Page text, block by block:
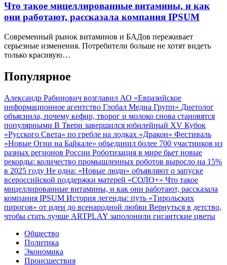
Что такое мицеллированные витамины, и как
они работают, рассказала компания IPSUM
Современный рынок витаминов и БАДов переживает
серьезные изменения. Потребители больше не хотят видеть
только красивую…
Популярное
Александр Рабинович возглавил АО «Евразийское
информационное агентство Глобал Медиа Групп» Диетолог
объяснила, почему кефир, творог и молоко снова становятся
популярными В Твери завершился юбилейный XV Кубок
«Русского Света» по гребле на лодках «Дракон» Фестиваль
«Новые Огни на Байкале» объединил более 700 участников из
разных регионов России Роботизация в мире бьет новые
рекорды: количество промышленных роботов выросло на 15%
в 2025 году Не одна: «Новые люди» объявляют о запуске
всероссийской поддержки матерей «СОЛО+» Что такое
мицеллированные витамины, и как они работают, рассказала
компания IPSUM История легенды: путь «Тирольских
пирогов» от идеи до всенародной любви Вернуться в детство,
чтобы стать лучше ARTPLAY заполонили гигантские цветы
Общество
Политика
Экономика
Происшествия